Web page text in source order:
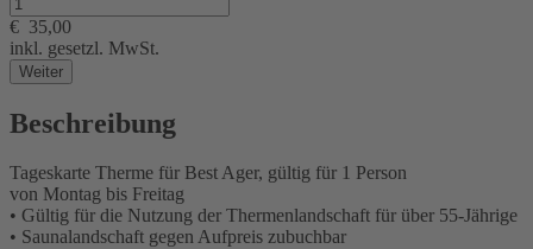
€ 35,00
inkl. gesetzl. MwSt.
Weiter
Beschreibung
Tageskarte Therme für Best Ager, gültig für 1 Person
von Montag bis Freitag
• Gültig für die Nutzung der Thermenlandschaft für über 55-Jährige
• Saunalandschaft gegen Aufpreis zubuchbar